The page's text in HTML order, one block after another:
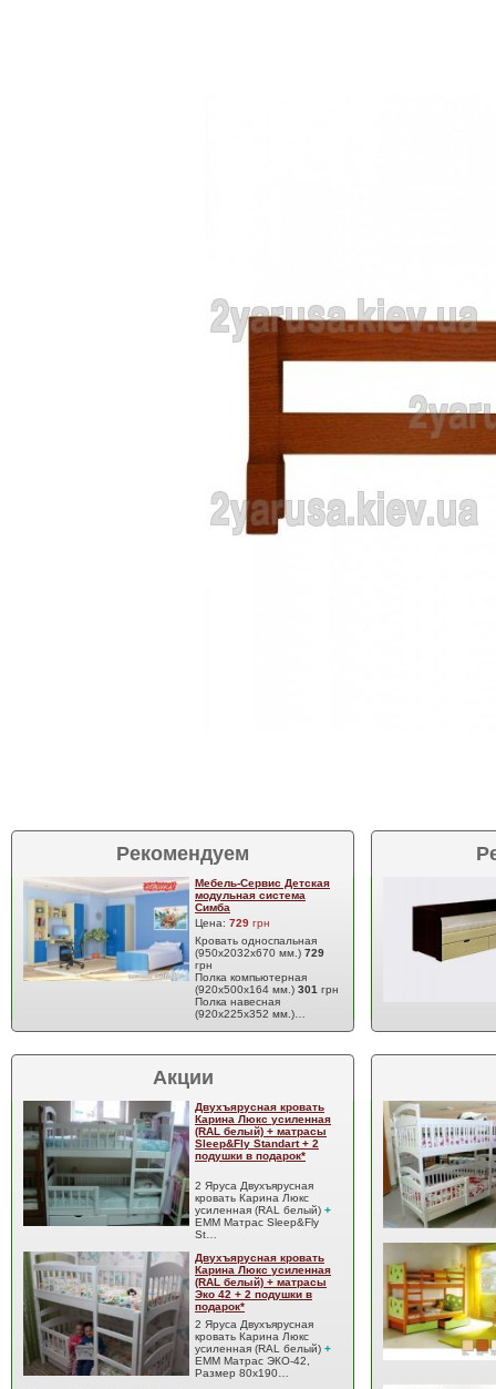
Рекомендуем
Мебель-Сервис Детская
модульная система
Симба
Цена: 729 грн
Кровать односпальная
(950х2032х670 мм.) 729
грн
Полка компьютерная
(920х500х164 мм.) 301 грн
Полка навесная
(920х225х352 мм.)…
Акции
Двухъярусная кровать
Карина Люкс усиленная
(RAL белый) + матрасы
Sleep&Fly Standart + 2
подушки в подарок*
2 Яруса Двухъярусная
кровать Карина Люкс
усиленная (RAL белый) +
EMM Матрас Sleep&Fly
St…
Двухъярусная кровать
Карина Люкс усиленная
(RAL белый) + матрасы
Эко 42 + 2 подушки в
подарок*
2 Яруса Двухъярусная
кровать Карина Люкс
усиленная (RAL белый) +
EMM Матрас ЭКО-42,
Размер 80x190…